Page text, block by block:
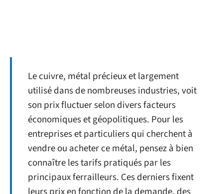
Le cuivre, métal précieux et largement
utilisé dans de nombreuses industries, voit
son prix fluctuer selon divers facteurs
économiques et géopolitiques. Pour les
entreprises et particuliers qui cherchent à
vendre ou acheter ce métal, pensez à bien
connaître les tarifs pratiqués par les
principaux ferrailleurs. Ces derniers fixent